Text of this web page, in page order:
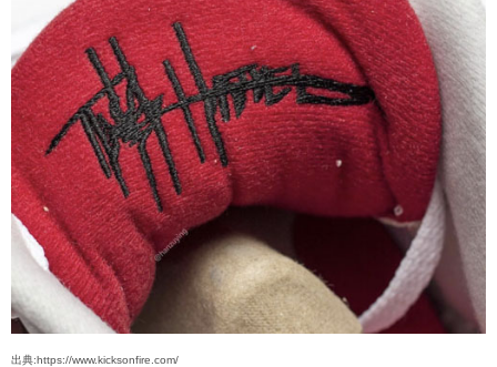
出典:https://www.kicksonfire.com/